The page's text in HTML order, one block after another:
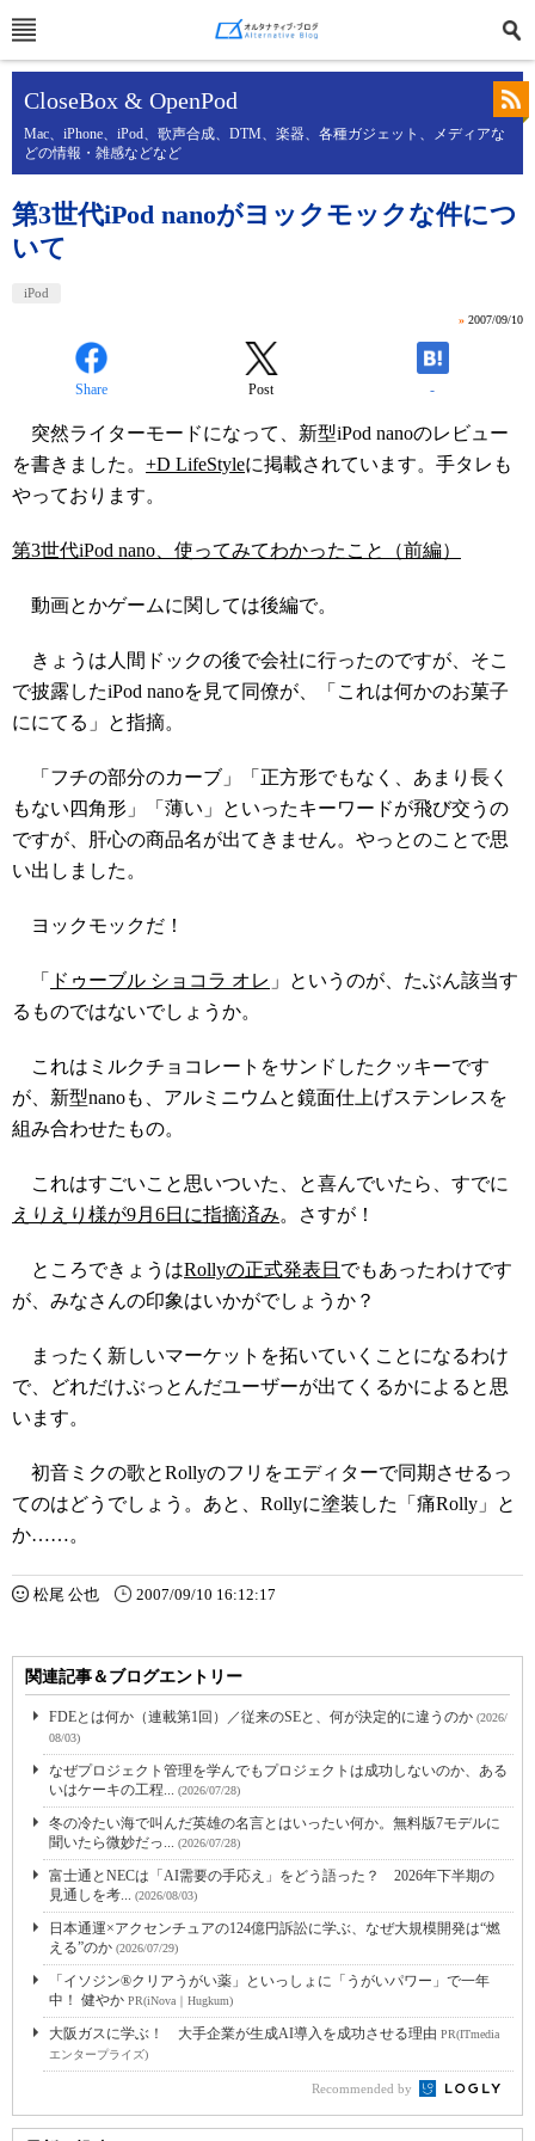
CloseBox & OpenPod
Mac、iPhone、iPod、歌声合成、DTM、楽器、各種ガジェット、メディアな
どの情報・雑感などなど
第3世代iPod nanoがヨックモックな件につ
いて
iPod
» 2007/09/10
Share Post -
突然ライターモードになって、新型iPod nanoのレビュー
を書きました。 +D LifeStyleに掲載されています。手タレも
やっております。
第3世代iPod nano、使ってみてわかったこと（前編）
動画とかゲームに関しては後編で。
きょうは人間ドックの後で会社に行ったのですが、そこ
で披露したiPod nanoを見て同僚が、「これは何かのお菓子
ににてる」と指摘。
「フチの部分のカーブ」「正方形でもなく、あまり長く
もない四角形」「薄い」といったキーワードが飛び交うの
ですが、肝心の商品名が出てきません。やっとのことで思
い出しました。
ヨックモックだ！
「 ドゥーブル ショコラ オレ 」というのが、たぶん該当す
るものではないでしょうか。
これはミルクチョコレートをサンドしたクッキーです
が、新型nanoも、アルミニウムと鏡面仕上げステンレスを
組み合わせたもの。
これはすごいこと思いついた、と喜んでいたら、すでに
えりえり様が9月6日に指摘済み。さすが！
ところできょうはRollyの正式発表日 でもあったわけです
が、みなさんの印象はいかがでしょうか？
まったく新しいマーケットを拓いていくことになるわけ
で、どれだけぶっとんだユーザーが出てくるかによると思
います。
初音ミクの歌とRollyのフリをエディターで同期させるっ
てのはどうでしょう。あと、Rollyに塗装した「痛Rolly」と
か……。
松尾 公也 2007/09/10 16:12:17
関連記事＆ブログエントリー
FDEとは何か（連載第1回）／従来のSEと、何が決定的に違うのか (2026/
08/03)
なぜプロジェクト管理を学んでもプロジェクトは成功しないのか、ある
いはケーキの工程... (2026/07/28)
冬の冷たい海で叫んだ英雄の名言とはいったい何か。無料版7モデルに
聞いたら微妙だっ... (2026/07/28)
富士通とNECは「AI需要の手応え」をどう語った？ 2026年下半期の
見通しを考... (2026/08/03)
日本通運×アクセンチュアの124億円訴訟に学ぶ、なぜ大規模開発は“燃
える”のか (2026/07/29)
「イソジン®クリアうがい薬」といっしょに「うがいパワー」で一年
中！ 健やか PR(iNova｜Hugkum)
大阪ガスに学ぶ！ 大手企業が生成AI導入を成功させる理由 PR(ITmedia
エンタープライズ)
Recommended by